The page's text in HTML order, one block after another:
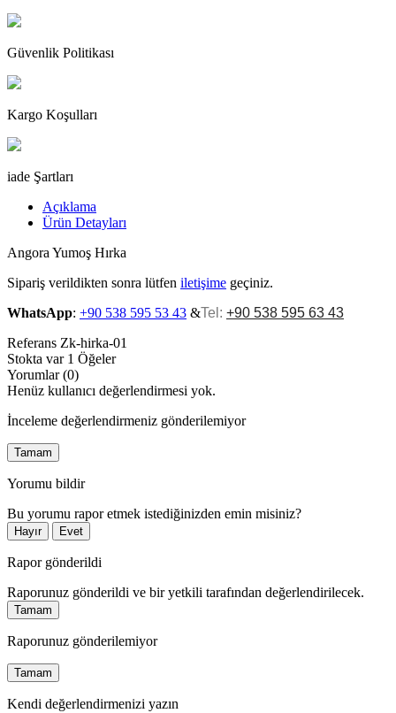
Güvenlik Politikası
Kargo Koşulları
iade Şartları
Açıklama
Ürün Detayları
Angora Yumoş Hırka
Sipariş verildikten sonra lütfen iletişime geçiniz.
WhatsApp: +90 538 595 53 43 &Tel : +90 538 595 63 43
Referans Zk-hirka-01
Stokta var 1 Öğeler
Yorumlar (0)
Henüz kullanıcı değerlendirmesi yok.
İnceleme değerlendirmeniz gönderilemiyor
Tamam
Yorumu bildir
Bu yorumu rapor etmek istediğinizden emin misiniz?
Hayır Evet
Rapor gönderildi
Raporunuz gönderildi ve bir yetkili tarafından değerlendirilecek.
Tamam
Raporunuz gönderilemiyor
Tamam
Kendi değerlendirmenizi yazın